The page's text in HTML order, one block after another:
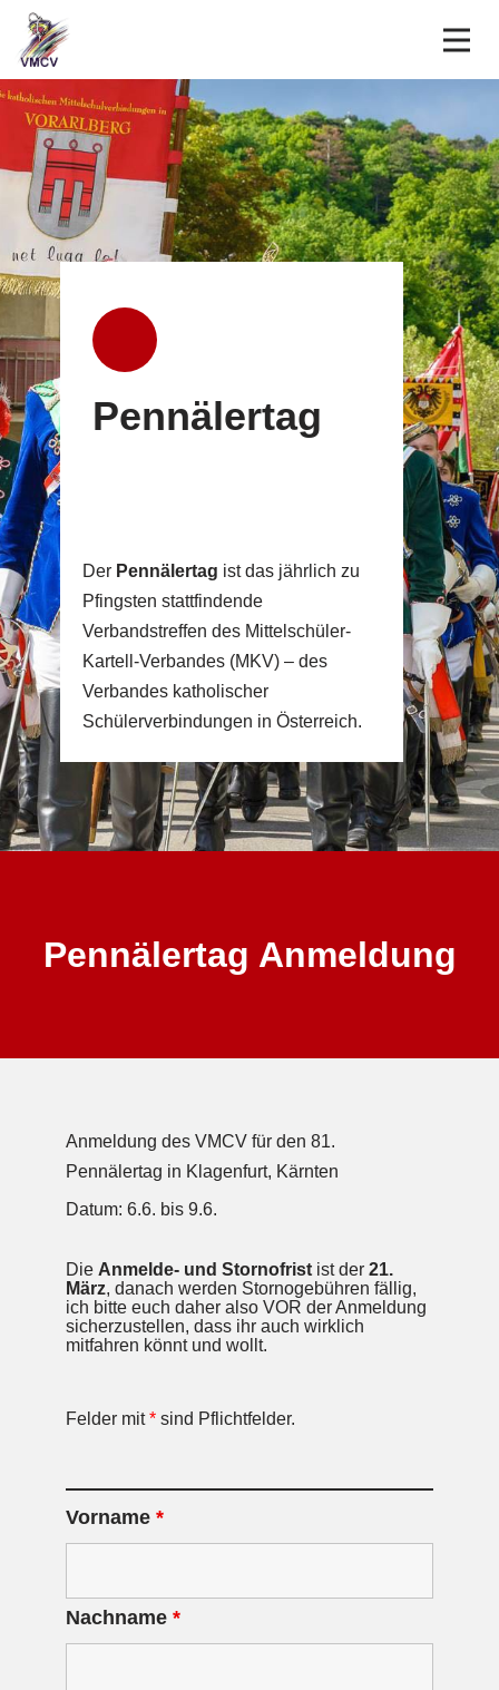
Über uns
Verbindungen
Termine
Liedgut
LVS
LVS Anmeldung
Intern
Pennälertag
Der Pennälertag ist das jährlich zu
Pfingsten stattfindende
Verbandstreffen des Mittelschüler-
Kartell-Verbandes (MKV) – des
Verbandes katholischer
Schülerverbindungen in Österreich.
Pennälertag Anmeldung
Anmeldung des VMCV für den 81.
Pennälertag in Klagenfurt, Kärnten
Datum: 6.6. bis 9.6.
Die Anmelde- und Stornofrist ist der 21.
März, danach werden Stornogebühren fällig,
ich bitte euch daher also VOR der Anmeldung
sicherzustellen, dass ihr auch wirklich
mitfahren könnt und wollt.
Felder mit* sind Pflichtfelder.
Vorname *
Nachname *